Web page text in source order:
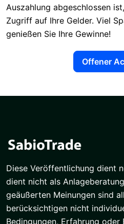
Auszahlung abgeschlossen
Zugriff auf Ihre Gelder. Viel
genießen Sie Ihre Gewinne!
Offener
Diese Veröffentlichung dient
dient nicht als
geäußerten Meinungen sind
berücksichtigen nicht
Bedingungen, Erfahrung oder